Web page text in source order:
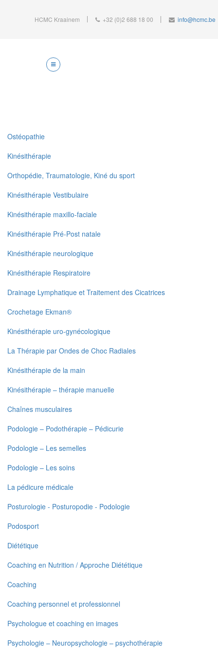
HCMC Kraainem +32 (0)2 688 18 00 info@hcmc.be
Ostéopathie
Kinésithérapie
Orthopédie, Traumatologie, Kiné du sport
Kinésithérapie Vestibulaire
Kinésithérapie maxillo-faciale
Kinésithérapie Pré-Post natale
Kinésithérapie neurologique
Kinésithérapie Respiratoire
Drainage Lymphatique et Traitement des Cicatrices
Crochetage Ekman®
Kinésithérapie uro-gynécologique
La Thérapie par Ondes de Choc Radiales
Kinésithérapie de la main
Kinésithérapie – thérapie manuelle
Chaînes musculaires
Podologie – Podothérapie – Pédicurie
Podologie – Les semelles
Podologie – Les soins
La pédicure médicale
Posturologie - Posturopodie - Podologie
Podosport
Diététique
Coaching en Nutrition / Approche Diététique
Coaching
Coaching personnel et professionnel
Psychologue et coaching en images
Psychologie – Neuropsychologie – psychothérapie